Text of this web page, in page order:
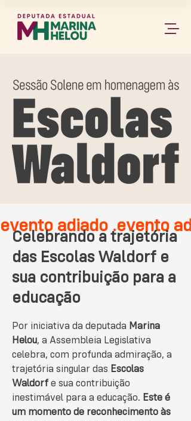
evento adiado .
Celebrando a trajetória
das Escolas Waldorf e
sua contribuição para a
educação
Por iniciativa da deputada Marina
Helou, a Assembleia Legislativa
celebra, com profunda admiração, a
trajetória singular das Escolas
Waldorf e sua contribuição
inestimável para a educação. Este é
um momento de reconhecimento às